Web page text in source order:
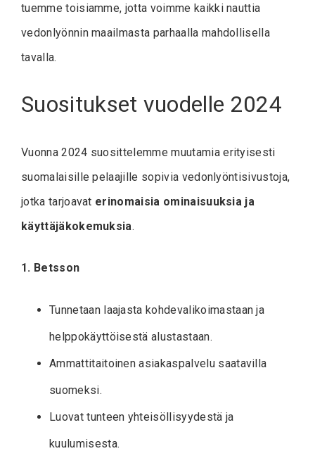
tuemme toisiamme, jotta voimme kaikki nauttia
vedonlyönnin maailmasta parhaalla mahdollisella
tavalla.
Suositukset vuodelle 2024
Vuonna 2024 suosittelemme muutamia erityisesti
suomalaisille pelaajille sopivia vedonlyöntisivustoja,
jotka tarjoavat erinomaisia ominaisuuksia ja
käyttäjäkokemuksia.
1. Betsson
Tunnetaan laajasta kohdevalikoimastaan ja
helppokäyttöisestä alustastaan.
Ammattitaitoinen asiakaspalvelu saatavilla
suomeksi.
Luovat tunteen yhteisöllisyydestä ja
kuulumisesta.